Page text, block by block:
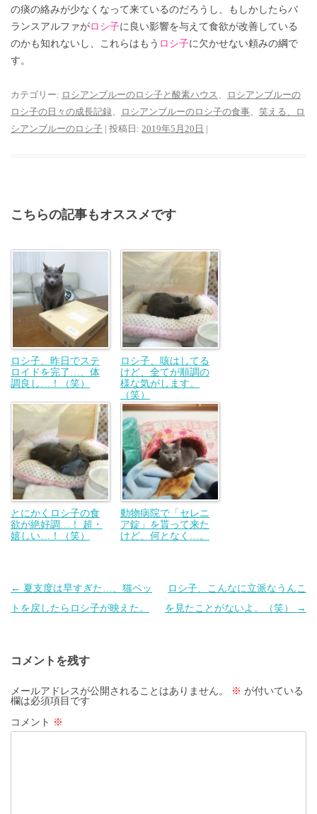
の痰の絡みが少なくなって来ているのだろうし、もしかしたらバ
ランスアルファがロシ子に良い影響を与えて食欲が改善している
のかも知れないし、これらはもう ロシ子に欠かせない頼みの綱で
す。
カテゴリー: ロシアンブルーのロシ子と酸素ハウス 、
ロシアンブルーの
ロシ子の日々の成長記録、 ロシアンブルーのロシ子の食事、 笑える、ロ
シアンブルーのロシ子 | 投稿日: 2019年5月20日 |
こちらの記事もオススメです
ロシ子、昨日でステ
ロイドを完了…、体
調良し…！（笑）
ロシ子、咳はしてる
けど、全てが順調の
様な気がします。
（笑）
とにかくロシ子の食
欲が絶好調…！ 超・
嬉しい…！（笑）
動物病院で「セレニ
ア錠」を貰って来た
けど、何となく…。
投
稿
ゲ
ー
シ
ョ
← 夏支度は早すぎた…、猫ベッ
トを戻したらロシ子が映えた。
ロシ子、こんなに立派なうんこ
を見たことがないよ。（笑）
→
コメントを残す
メールアドレスが公開されることはありません。 ※ が付いている
欄は必須項目です
コメント ※